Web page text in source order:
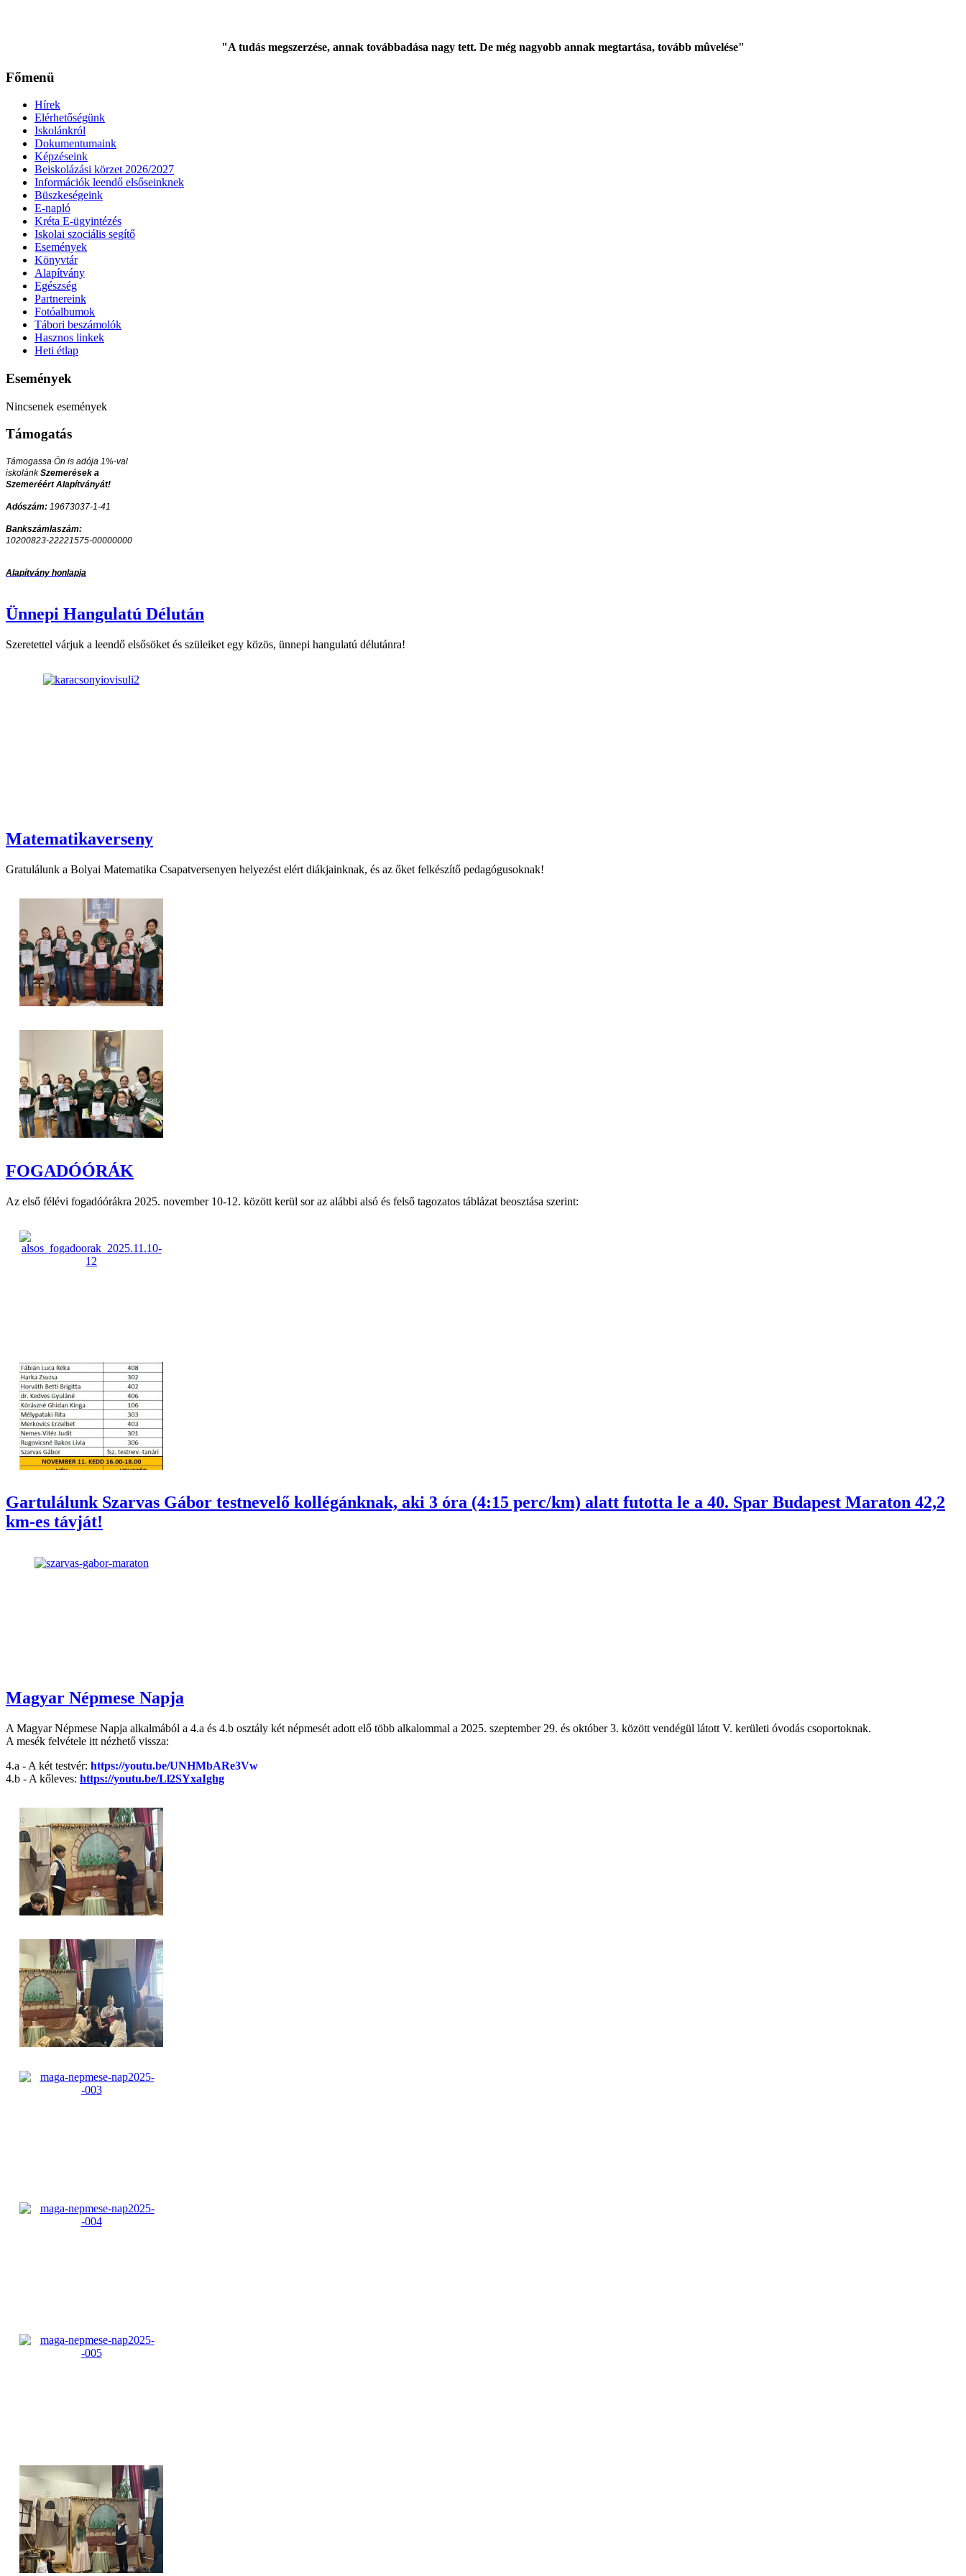
"A tudás megszerzése, annak továbbadása nagy tett. De még nagyobb annak megtartása, tovább mûvelése"
Főmenü
Hírek
Elérhetőségünk
Iskolánkról
Dokumentumaink
Képzéseink
Beiskolázási körzet 2026/2027
Információk leendő elsőseinknek
Büszkeségeink
E-napló
Kréta E-ügyintézés
Iskolai szociális segítő
Események
Könyvtár
Alapítvány
Egészség
Partnereink
Fotóalbumok
Tábori beszámolók
Hasznos linkek
Heti étlap
Események
Nincsenek események
Támogatás
Támogassa Ön is adója 1%-val
iskolánkSzemerések a
Szemeréért Alapítványát!
Adószám: 19673037-1-41
Bankszámlaszám:
10200823-22221575-00000000
Alapítvány honlapja
Ünnepi Hangulatú Délután
Szeretettel várjuk a leendő elsősöket és szüleiket egy közös, ünnepi hangulatú délutánra!
Matematikaverseny
Gratulálunk a Bolyai Matematika Csapatversenyen helyezést elért diákjainknak, és az őket felkészítő pedagógusoknak!
FOGADÓÓRÁK
Az első félévi fogadóórákra 2025. november 10-12. között kerül sor az alábbi alsó és felső tagozatos táblázat beosztása szerint:
Gartulálunk Szarvas Gábor testnevelő kollégánknak, aki 3 óra (4:15 perc/km) alatt futotta le a 40. Spar Budapest Maraton 42,2
km-es távját!
Magyar Népmese Napja
A Magyar Népmese Napja alkalmából a 4.a és 4.b osztály két népmesét adott elő több alkalommal a 2025. szeptember 29. és október 3. között vendégül látott V. kerületi óvodás csoportoknak.
A mesék felvétele itt nézhető vissza:
4.a - A két testvér: https://youtu.be/UNHMbARe3Vw
4.b - A kőleves: https://youtu.be/Ll2SYxaIghg